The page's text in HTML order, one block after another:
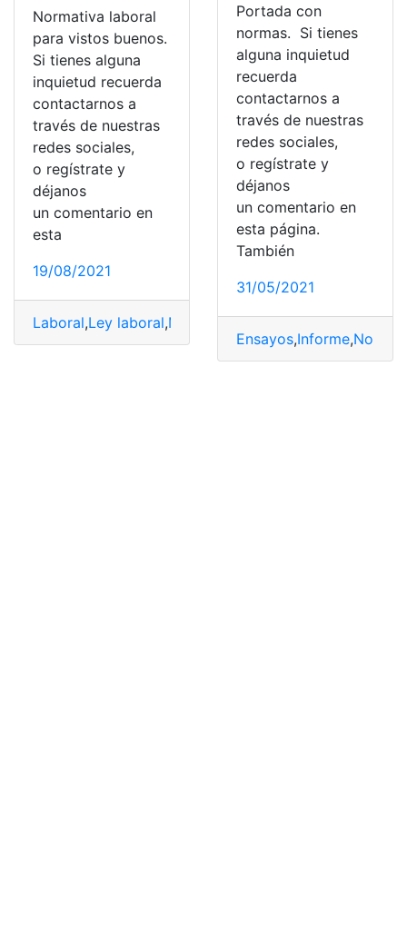
Normativa laboral
para vistos buenos.
Si tienes alguna
inquietud recuerda
contactarnos a
través de nuestras
redes sociales,
o regístrate y
déjanos
un comentario en
esta
19/08/2021
Laboral,Ley laboral,Ministerio de trabajo,Ministerio
Portada con
normas. Si tienes
alguna inquietud
recuerda
contactarnos a
través de nuestras
redes sociales,
o regístrate y
déjanos
un comentario en
esta página.
También
31/05/2021
Ensayos,Informe,Normas